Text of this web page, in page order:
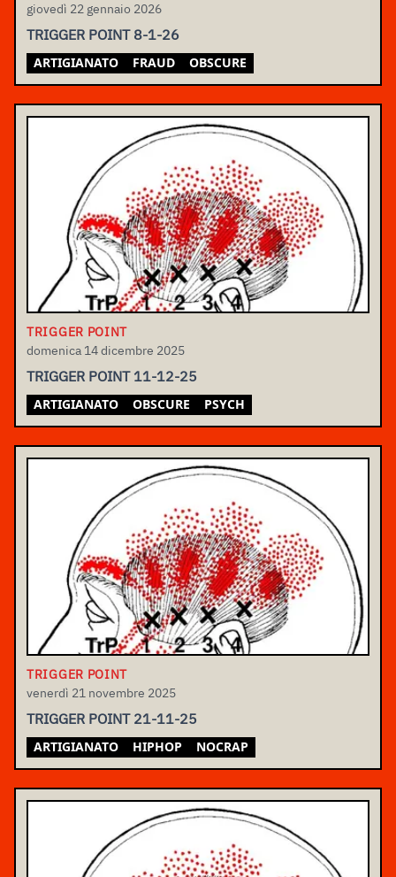
giovedì 22 gennaio 2026
TRIGGER POINT 8-1-26
ARTIGIANATO FRAUD OBSCURE
TRIGGER POINT
domenica 14 dicembre 2025
TRIGGER POINT 11-12-25
ARTIGIANATO OBSCURE PSYCH
TRIGGER POINT
venerdì 21 novembre 2025
TRIGGER POINT 21-11-25
ARTIGIANATO HIPHOP NOCRAP